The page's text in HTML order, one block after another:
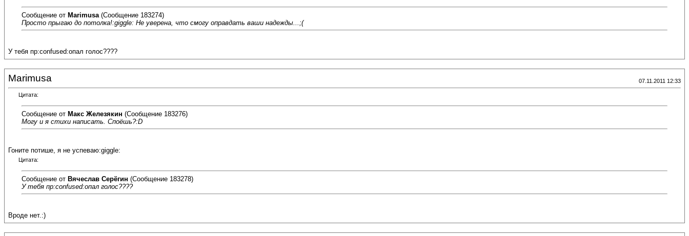
Сообщение от Marimusa (Сообщение 183274)
Просто прыгаю до потолка!:giggle: Не уверена, что смогу оправдать ваши надежды...;(
У тебя пр:confused:опал голос????
Marimusa 07.11.2011 12:33
Цитата:
Сообщение от Макс Железякин (Сообщение 183276)
Могу и я стихи написать. Споёшь?:D
Гоните потише, я не успеваю:giggle:
Цитата:
Сообщение от Вячеслав Серёгин (Сообщение 183278)
У тебя пр:confused:опал голос????
Вроде нет.:)